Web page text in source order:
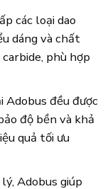
các loại dao
dáng và chất
phù hợp
Adobus đều được
độ bền và khả
quả tối ưu
Adobus giúp